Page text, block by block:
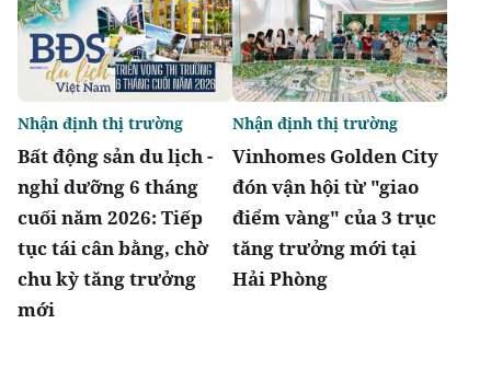
Bất động sản du lịch -
nghỉ dưỡng 6 tháng
cuối năm 2026: Tiếp
tục tái cân bằng, chờ
chu kỳ tăng trưởng
mới
Nhận định thị trường
Vinhomes Golden City
đón vận hội từ "giao
điểm vàng" của 3 trục
tăng trưởng mới tại
Hải Phòng
Nhận định thị trường